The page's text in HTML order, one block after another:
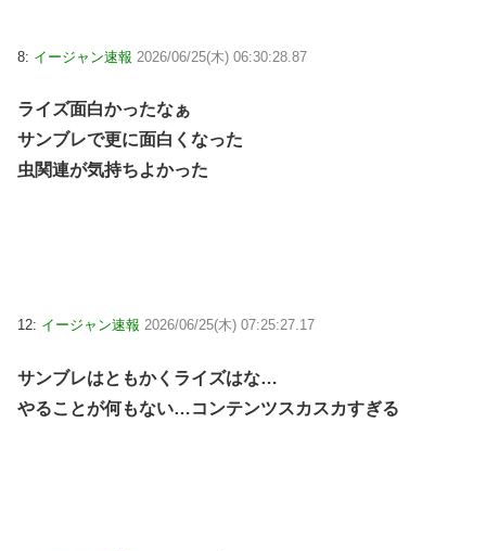
8: イージャン速報 2026/06/25(木) 06:30:28.87
ライズ面白かったなぁ
サンブレで更に面白くなった
虫関連が気持ちよかった
12: イージャン速報 2026/06/25(木) 07:25:27.17
サンブレはともかくライズはな…
やることが何もない…コンテンツスカスカすぎる